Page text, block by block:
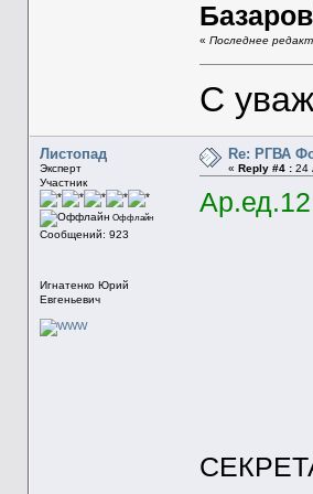
« Последнее
С
Листопад
Эксперт
Участник
Оффлайн
Сообщений: 923
Игнатенко Юрий
Евгеньевич
Re: РГВА
«Reply #4 : 24